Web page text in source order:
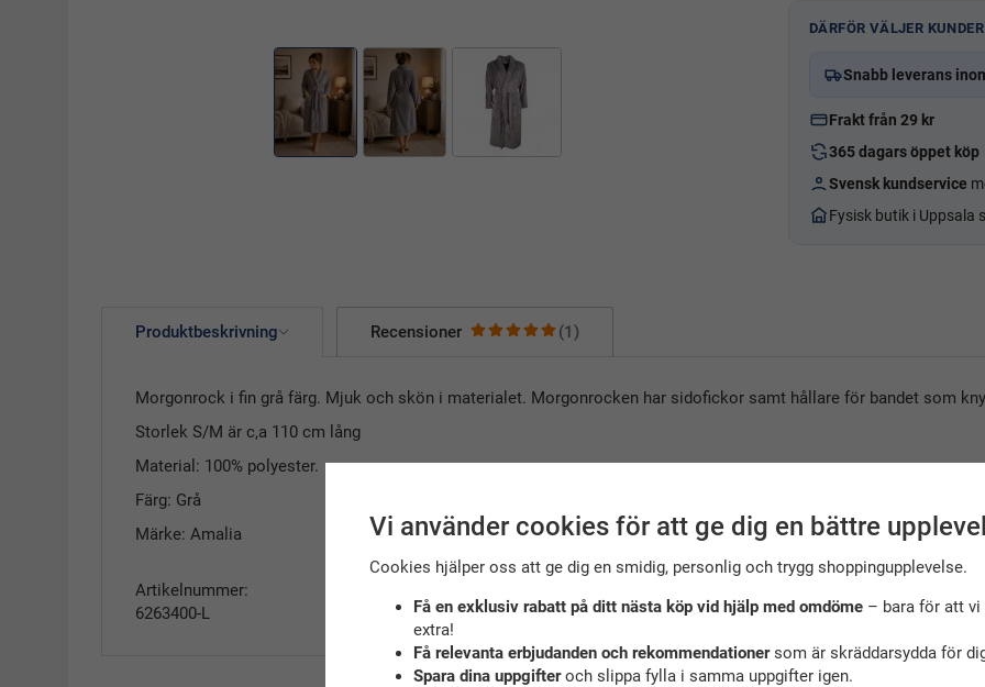
DÄRFÖR VÄLJER
Snabb leverans
Frakt från 29 kr
365 dagars öppet köp
Svensk kundservice
Fysisk butik i Uppsala
Produktbeskrivning Recensioner (1)
Morgonrock i fin grå färg. Mjuk och skön i materialet. Morgonrocken har sidofickor samt hållare för bandet som
Storlek S/M är c,a 110 cm lång
Material: 100% polyester.
Färg: Grå
Märke: Amalia
Artikelnummer:
6263400-L
Vi använder cookies för att ge dig en bättre
Cookies hjälper oss att ge dig en smidig, personlig och trygg shoppingupplevelse.
Få en exklusiv rabatt på ditt nästa köp vid hjälp med omdöme– bara för att vi
extra!
Få relevanta erbjudanden och rekommendationersom är skräddarsydda för
Spara dina uppgifteroch slippa fylla i samma uppgifter igen.